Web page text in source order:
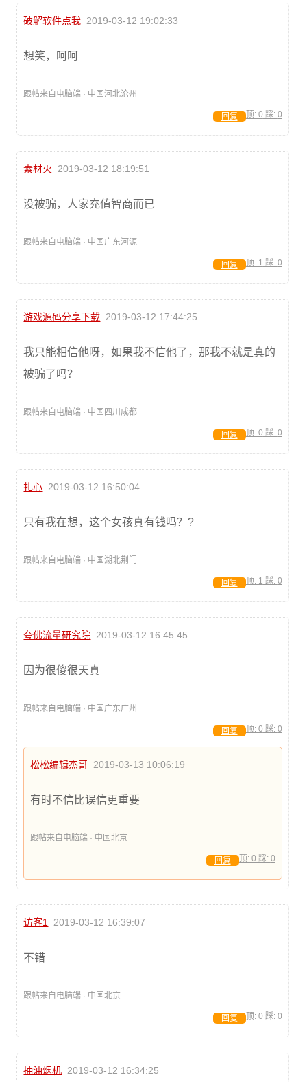
破解软件点我 2019-03-12 19:02:33
想笑，呵呵
跟帖来自电脑端 · 中国河北沧州
顶: 0 踩: 0
回复
素材火 2019-03-12 18:19:51
没被骗，人家充值智商而已
跟帖来自电脑端 · 中国广东河源
顶: 1 踩: 0
回复
游戏源码分享下载 2019-03-12 17:44:25
我只能相信他呀，如果我不信他了，那我不就是真的
被骗了吗？
跟帖来自电脑端 · 中国四川成都
顶: 0 踩: 0
回复
扎心 2019-03-12 16:50:04
只有我在想，这个女孩真有钱吗？?
跟帖来自电脑端 · 中国湖北荆门
顶: 1 踩: 0
回复
夸佛流量研究院 2019-03-12 16:45:45
因为很傻很天真
跟帖来自电脑端 · 中国广东广州
顶: 0 踩: 0
回复
松松编辑杰哥 2019-03-13 10:06:19
有时不信比误信更重要
跟帖来自电脑端 · 中国北京
顶: 0 踩: 0
回复
访客1 2019-03-12 16:39:07
不错
跟帖来自电脑端 · 中国北京
顶: 0 踩: 0
回复
抽油烟机 2019-03-12 16:34:25